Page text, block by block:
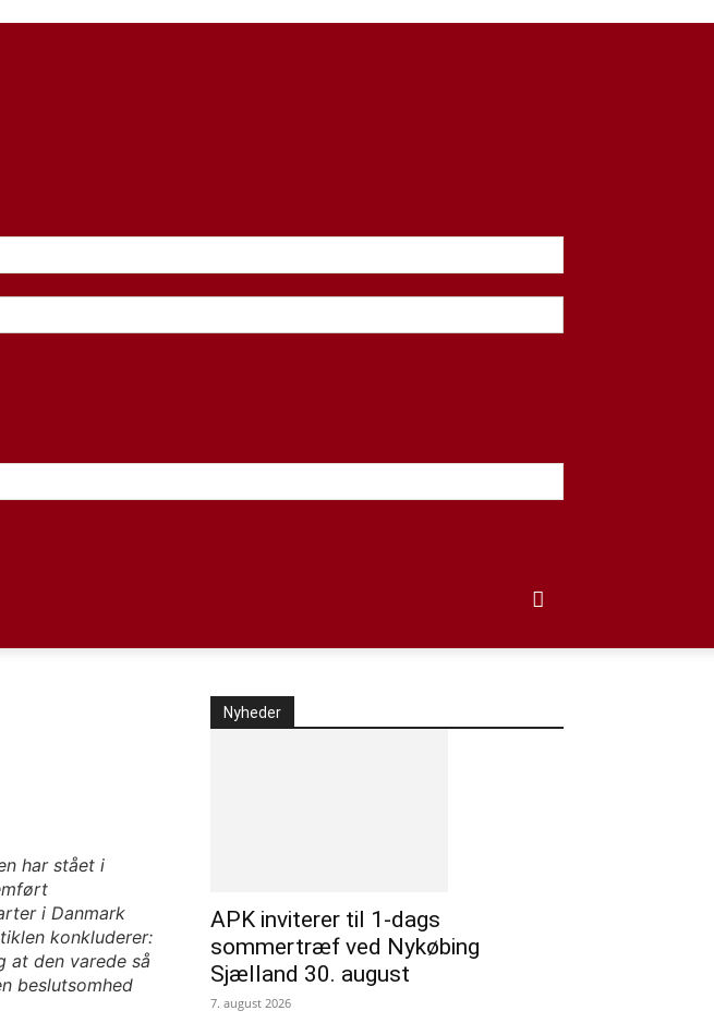
har stået i
i Danmark
konkluderer:
at den varede så
beslutsomhed
Nyheder
APK inviterer til 1-dags
sommertræf ved Nykøbing
Sjælland 30. august
7. august 2026